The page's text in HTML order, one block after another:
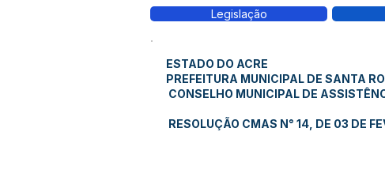
Legislação
ESTADO DO ACRE
PREFEITURA MUNICIPAL DE SANTA
CONSELHO MUNICIPAL DE
RESOLUÇÃO CMAS N° 14, DE 03 DE